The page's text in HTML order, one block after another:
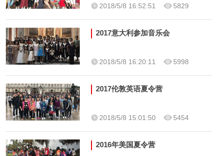
2018/5/8 16:52:51 5829
2017意大利参加音乐会
2018/5/8 16:20:11 5998
2017伦敦英语夏令营
2018/5/8 15:01:50 5454
2016年美国夏令营